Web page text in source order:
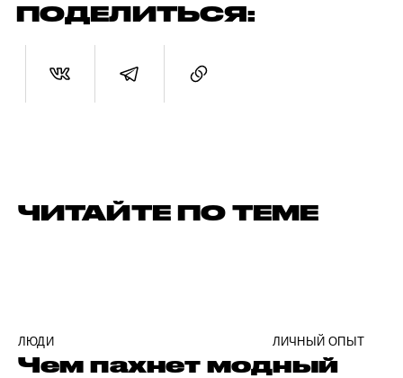
ПОДЕЛИТЬСЯ:
ЧИТАЙТЕ ПО ТЕМЕ
ЛЮДИ ЛИЧНЫЙ ОПЫТ
Чем пахнет модный